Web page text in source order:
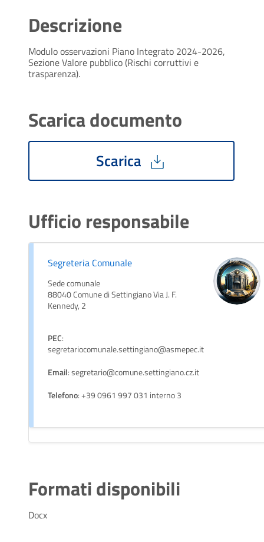
Descrizione
Modulo osservazioni Piano Integrato 2024-2026,
Sezione Valore pubblico (Rischi corruttivi e
trasparenza).
Scarica documento
Scarica
Ufficio responsabile
Segreteria Comunale
Sede comunale
88040 Comune di Settingiano Via J. F.
Kennedy, 2
PEC:
segretariocomunale.settingiano@asmepec.it
Email: segretario@comune.settingiano.cz.it
Telefono: +39 0961 997 031 interno 3
Formati disponibili
Docx